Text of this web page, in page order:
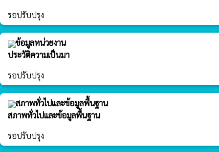
รอปรับปรุง
ข้อมูลหน่วยงาน
ประวัติความเป็นมา
รอปรับปรุง
สภาพทั่วไปและข้อมูลพื้นฐาน
สภาพทั่วไปและข้อมูลพื้นฐาน
รอปรับปรุง